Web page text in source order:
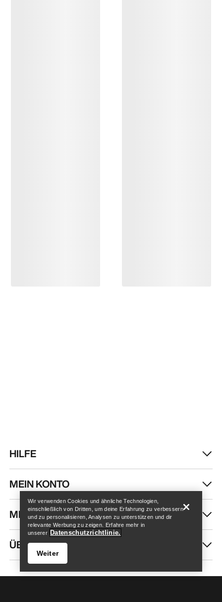
Store finden Help
HILFE
MEIN KONTO
MEHR SHOPPEN
ÜBER UNS
Wir verwenden Cookies und ähnliche Technologien,
einschließlich von Dritten, um deine Erfahrung zu verbessern
und zu personalisieren, Analysen zu unterstützen und dir
relevante Werbung zu zeigen. Erfahre mehr in
unserer Datenschutzrichtlinie.
Weiter